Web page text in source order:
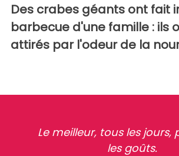
Des crabes géants ont fait
barbecue d'une famille : ils
attirés par l'odeur de la
Le meilleur, tous les jours,
les goûts.